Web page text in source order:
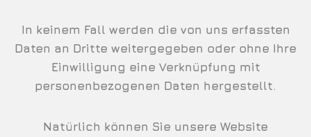
In keinem Fall werden die von uns erfassten
Daten an Dritte weitergegeben oder ohne Ihre
Einwilligung eine Verknüpfung mit
personenbezogenen Daten hergestellt.
Natürlich können Sie unsere Website